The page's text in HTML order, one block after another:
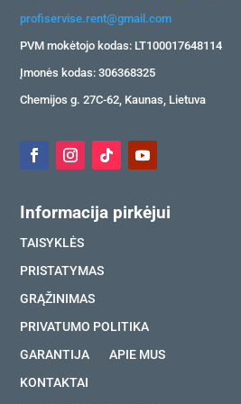
profiservise.rent@gmail.com
PVM mokėtojo kodas: LT100017648114
Įmonės kodas: 306368325
Chemijos g. 27C-62, Kaunas, Lietuva
Informacija pirkėjui
TAISYKLĖS
PRISTATYMAS
GRĄŽINIMAS
PRIVATUMO POLITIKA
GARANTIJA
APIE MUS
KONTAKTAI